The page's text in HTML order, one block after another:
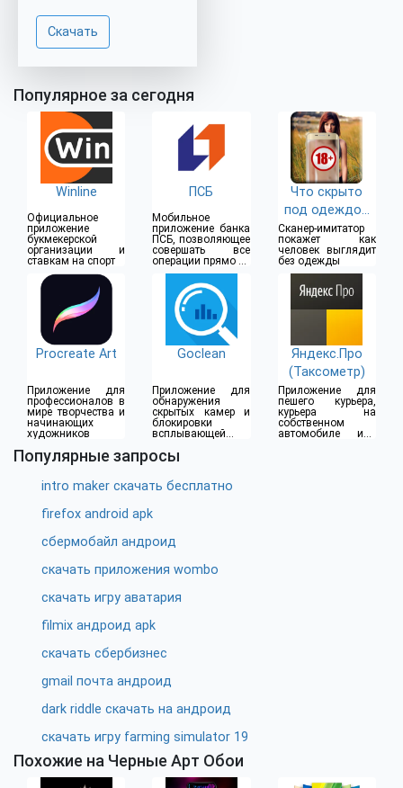
Скачать
Популярное за сегодня
Winline
Официальное
приложение
букмекерской
организации и
ставкам на спорт
ПСБ
Мобильное
приложение банка
ПСБ, позволяющее
совершать все
операции прямо из
дома
Что скрыто
под одеждой
(18+)
Сканер-имитатор
покажет как
человек выглядит
без одежды
Procreate Art
Приложение для
профессионалов в
мире творчества и
начинающих
художников
Goclean
Приложение для
обнаружения
скрытых камер и
блокировки
всплывающей
Яндекс.Про
(Таксометр)
Приложение для
пешего курьера,
курьера на
собственном
автомобиле или
Популярные запросы
intro maker скачать бесплатно
firefox android apk
сбермобайл андроид
скачать приложения wombo
скачать игру аватария
filmix андроид apk
скачать сбербизнес
gmail почта андроид
dark riddle скачать на андроид
скачать игру farming simulator 19
Похожие на Черные Арт Обои